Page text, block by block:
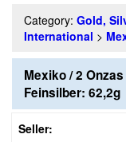
Category: Gold,
International >
Mexiko / 2
Feinsilber: 62,2g
Seller: